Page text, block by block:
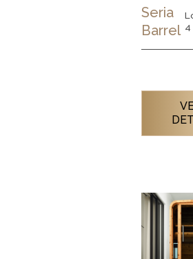
Seria
Barrel 4